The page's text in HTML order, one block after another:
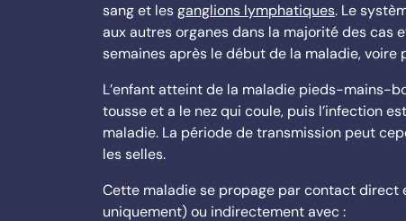
sang et lesganglions lymphatiques. Le
aux autres organes dans la majorité des cas
semaines après le début de la maladie, voire
L’enfant atteint de la maladie pieds-mains-
tousse et a le nez qui coule, puis l’infection
maladie. La période de transmission peut
les selles.
Cette maladie se propage par contact direct
uniquement) ou indirectement avec :